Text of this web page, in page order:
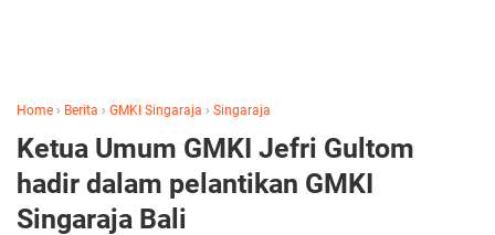
Home › Berita › GMKI Singaraja › Singaraja
Ketua Umum GMKI Jefri Gultom
hadir dalam pelantikan GMKI
Singaraja Bali